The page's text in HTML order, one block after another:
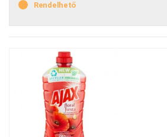
Rendelhető